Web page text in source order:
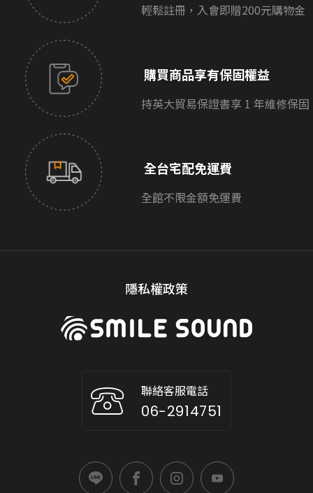
輕鬆註冊，入會即贈200元購物金
購買商品享有保固權益
持英大貿易保證書享 1 年維修保固
全台宅配免運費
全館不限金額免運費
隱私權政策
聯絡客服電話
06-2914751